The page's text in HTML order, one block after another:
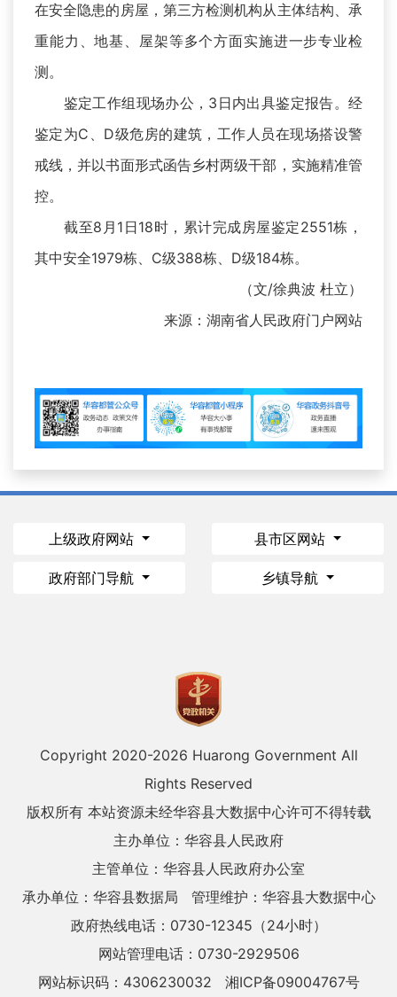
在安全隐患的房屋，第三方检测机构从主体结构、承
重能力、地基、屋架等多个方面实施进一步专业检
测。
鉴定工作组现场办公，3日内出具鉴定报告。经
鉴定为C、D级危房的建筑，工作人员在现场搭设警
戒线，并以书面形式函告乡村两级干部，实施精准管
控。
截至8月1日18时，累计完成房屋鉴定2551栋，
其中安全1979栋、C级388栋、D级184栋。
（文/徐典波 杜立）
来源：湖南省人民政府门户网站
上级政府网站 县市区网站
政府部门导航 乡镇导航
Copyright 2020-2026 Huarong Government All
Rights Reserved
版权所有 本站资源未经华容县大数据中心许可不得转载
主办单位：华容县人民政府
主管单位：华容县人民政府办公室
承办单位：华容县数据局
管理维护：华容县大数据中心
政府热线电话：0730-12345（24小时）
网站管理电话：0730-2929506
网站标识码：4306230032
湘ICP备09004767号